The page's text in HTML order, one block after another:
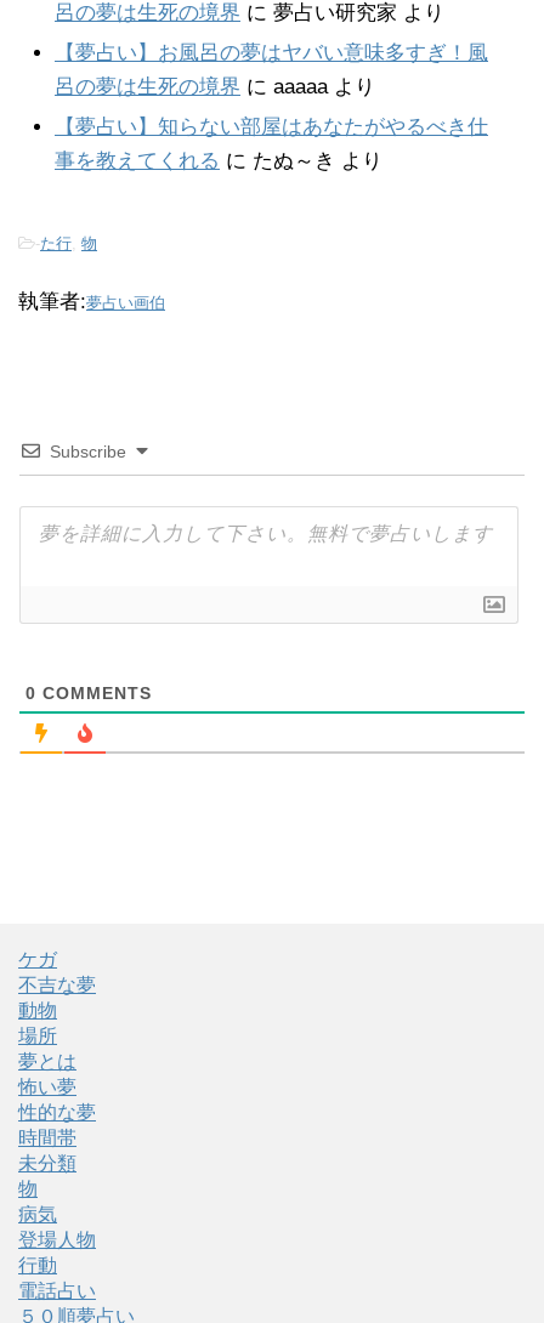
呂の夢は生死の境界 に 夢占い研究家 より
【夢占い】お風呂の夢はヤバい意味多すぎ！風
呂の夢は生死の境界 に aaaaaより
【夢占い】知らない部屋はあなたがやるべき仕
事を教えてくれる に たぬ～き より
-た行, 物
執筆者:夢占い画伯
Subscribe
0 COMMENTS
ケガ
不吉な夢
動物
場所
夢とは
怖い夢
性的な夢
時間帯
未分類
物
病気
登場人物
行動
電話占い
５０順夢占い